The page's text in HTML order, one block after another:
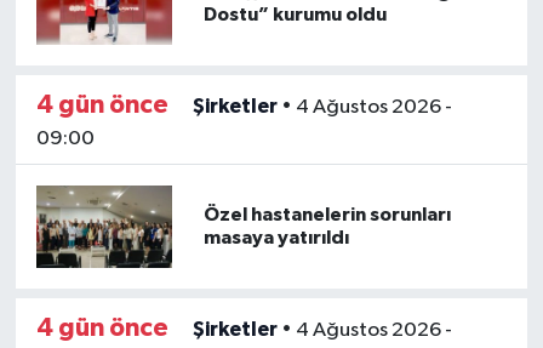
Dostu” kurumu oldu
4 gün önce Şirketler• 4 Ağustos 2026 -
09:00
Özel hastanelerin sorunları
masaya yatırıldı
4 gün önce Şirketler• 4 Ağustos 2026 -